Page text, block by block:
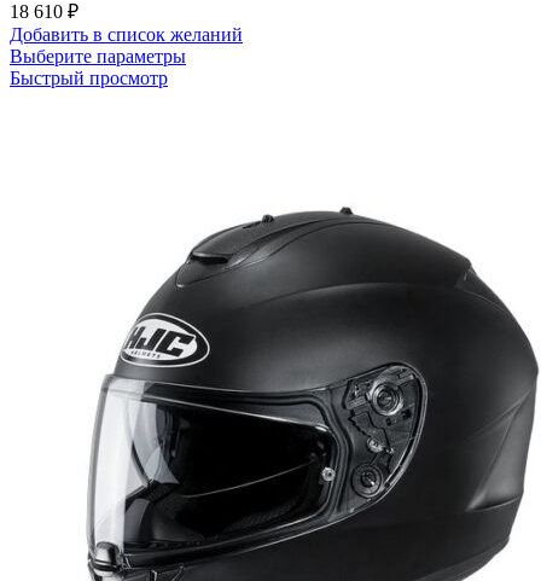
18 610 ₽
Добавить в список желаний
Выберите параметрыЭтот
странице
товара.
Быстрый просмотр